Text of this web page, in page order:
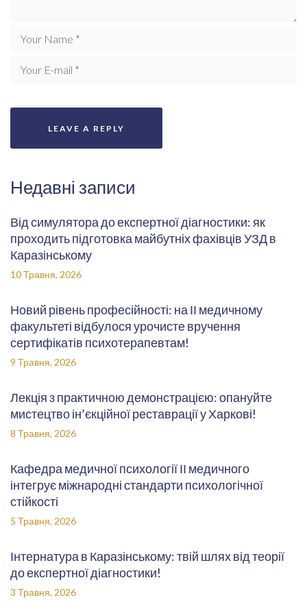
Недавні записи
Від симулятора до експертної діагностики: як
проходить підготовка майбутніх фахівців УЗД в
Каразінському
10 Травня, 2026
Новий рівень професійності: на ІІ медичному
факультеті відбулося урочисте вручення
сертифікатів психотерапевтам!
9 Травня, 2026
Лекція з практичною демонстрацією: опануйте
мистецтво ін’єкційної реставрації у Харкові!
8 Травня, 2026
Кафедра медичної психології ІІ медичного
інтегрує міжнародні стандарти психологічної
стійкості
5 Травня, 2026
Інтернатура в Каразінському: твій шлях від теорії
до експертної діагностики!
3 Травня, 2026